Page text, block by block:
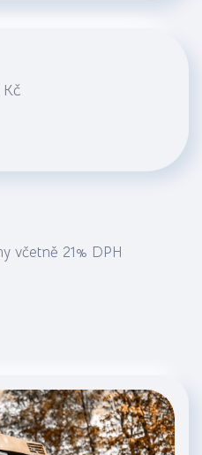
včetně 21% DPH